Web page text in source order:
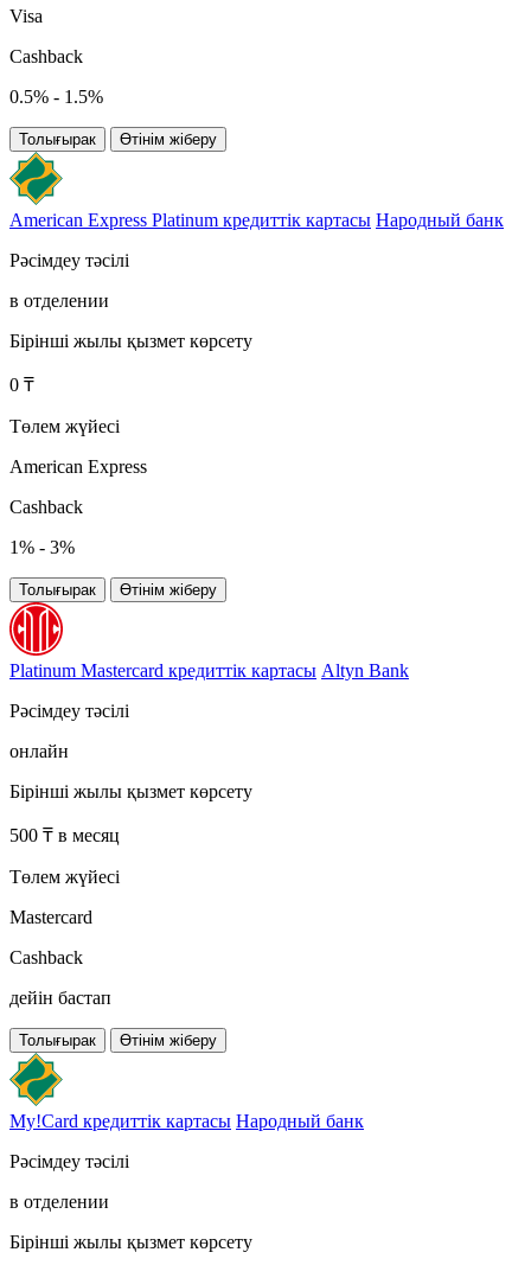
Visa
Cashback
0.5% - 1.5%
Толығырак Өтінім жіберу
American Express Platinum кредиттік картасы Народный банк
Рәсімдеу тәсілі
в отделении
Бірінші жылы қызмет көрсету
0 ₸
Төлем жүйесі
American Express
Cashback
1% - 3%
Толығырак Өтінім жіберу
Platinum Mastercard кредиттік картасы Altyn Bank
Рәсімдеу тәсілі
онлайн
Бірінші жылы қызмет көрсету
500 ₸ в месяц
Төлем жүйесі
Mastercard
Cashback
дейін бастап
Толығырак Өтінім жіберу
My!Card кредиттік картасы Народный банк
Рәсімдеу тәсілі
в отделении
Бірінші жылы қызмет көрсету